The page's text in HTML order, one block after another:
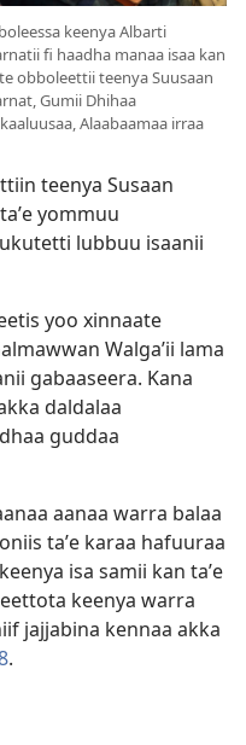
keenya Albarti
fi haadha manaa isaa kan
obboleettii teenya Suusaan
Gumii Dhihaa
Alaabaamaa irraa
teenya Susaan
yommuu
lubbuu isaanii
yoo xinnaate
Walgaʼii lama
gabaaseera. Kana
daldalaa
guddaa
aanaa warra balaa
taʼe karaa hafuuraa
isa samii kan taʼe
keenya warra
jajjabina kennaa akka
.